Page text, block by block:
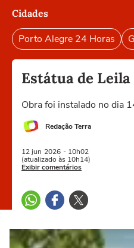
Cidades
Porto Alegre 24 Horas
Estátua de
Obra foi instalado no dia
Redação Terra
12 jun 2026 - 10h02
(atualizado às 10h14)
Exibir comentários